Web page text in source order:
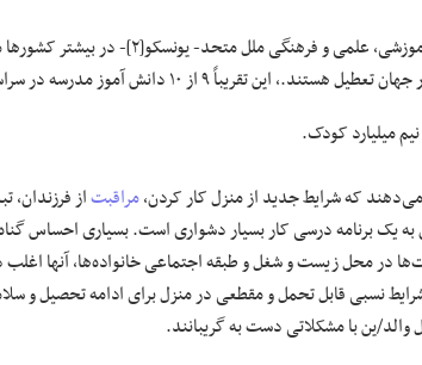
بر اساس گزارش سازمان آموزشی،
میلیارد کودک.
که شرایط جدید از منزل کار کردن،مراقبتاز فرزندان،
به یک برنامه درسی کار بسیار دشواری است. بسیاری احساس
تفاوت‌ها در محل زیست و شغل و طبقه اجتماعی خانواده‌ها، آنها
نسبی قابل تحمل و مقطعی در منزل برای ادامه تحصیل و
ین با مشکلاتی دست به گریبانند.